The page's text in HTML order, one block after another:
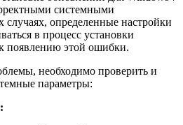
системными
определенные настройки
в процесс установки
появлению этой ошибки.
необходимо проверить и
параметры: